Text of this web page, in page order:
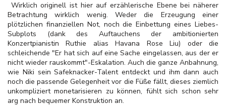
Wirklich originell ist hier auf erzählerische Ebene bei näherer
Betrachtung wirklich wenig. Weder die Erzeugung einer
plötzlichen finanziellen Not, noch die Einbettung eines Liebes-
Subplots (dank des Auftauchens der ambitionierten
Konzertpianistin Ruthie alias Havana Rose Liu) oder die
schleichende "Er hat sich auf eine Sache eingelassen, aus der er
nicht wieder rauskommt"-Eskalation. Auch die ganze Anbahnung,
wie Niki sein Safeknacker-Talent entdeckt und ihm dann auch
noch die passende Gelegenheit vor die Füße fällt, dieses ziemlich
unkompliziert monetarisieren zu können, fühlt sich schon sehr
arg nach bequemer Konstruktion an.